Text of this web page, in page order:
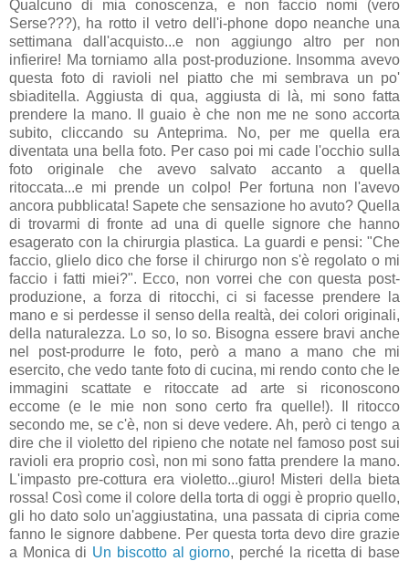
Qualcuno di mia conoscenza, e non faccio nomi (vero
Serse???), ha rotto il vetro dell'i-phone dopo neanche una
settimana dall'acquisto...e non aggiungo altro per non
infierire! Ma torniamo alla post-produzione. Insomma avevo
questa foto di ravioli nel piatto che mi sembrava un po'
sbiaditella. Aggiusta di qua, aggiusta di là, mi sono fatta
prendere la mano. Il guaio è che non me ne sono accorta
subito, cliccando su Anteprima. No, per me quella era
diventata una bella foto. Per caso poi mi cade l'occhio sulla
foto originale che avevo salvato accanto a quella
ritoccata...e mi prende un colpo! Per fortuna non l'avevo
ancora pubblicata! Sapete che sensazione ho avuto? Quella
di trovarmi di fronte ad una di quelle signore che hanno
esagerato con la chirurgia plastica. La guardi e pensi: "Che
faccio, glielo dico che forse il chirurgo non s'è regolato o mi
faccio i fatti miei?". Ecco, non vorrei che con questa post-
produzione, a forza di ritocchi, ci si facesse prendere la
mano e si perdesse il senso della realtà, dei colori originali,
della naturalezza. Lo so, lo so. Bisogna essere bravi anche
nel post-produrre le foto, però a mano a mano che mi
esercito, che vedo tante foto di cucina, mi rendo conto che le
immagini scattate e ritoccate ad arte si riconoscono
eccome (e le mie non sono certo fra quelle!). Il ritocco
secondo me, se c'è, non si deve vedere. Ah, però ci tengo a
dire che il violetto del ripieno che notate nel famoso post sui
ravioli era proprio così, non mi sono fatta prendere la mano.
L'impasto pre-cottura era violetto...giuro! Misteri della bieta
rossa! Così come il colore della torta di oggi è proprio quello,
gli ho dato solo un'aggiustatina, una passata di cipria come
fanno le signore dabbene. Per questa torta devo dire grazie
a Monica di Un biscotto al giorno, perché la ricetta di base